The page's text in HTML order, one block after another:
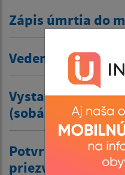
Zápis úmrtia do
Vedenie osobitnej
Vystavenie
(sobášneho)
Potvrdenie o
priezviska po